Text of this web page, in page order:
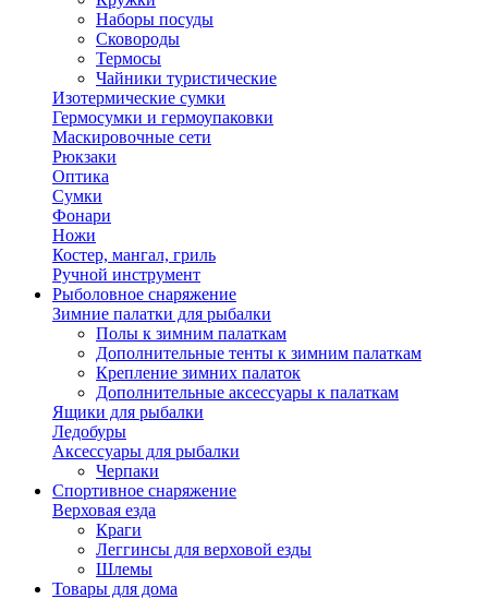
Наборы посуды
Сковороды
Термосы
Чайники туристические
Изотермические сумки
Гермосумки и гермоупаковки
Маскировочные сети
Рюкзаки
Оптика
Сумки
Фонари
Ножи
Костер, мангал, гриль
Ручной инструмент
Рыболовное снаряжение
Зимние палатки для рыбалки
Полы к зимним палаткам
Дополнительные тенты к зимним палаткам
Крепление зимних палаток
Дополнительные аксессуары к палаткам
Ящики для рыбалки
Ледобуры
Аксессуары для рыбалки
Черпаки
Спортивное снаряжение
Верховая езда
Краги
Леггинсы для верховой езды
Шлемы
Товары для дома